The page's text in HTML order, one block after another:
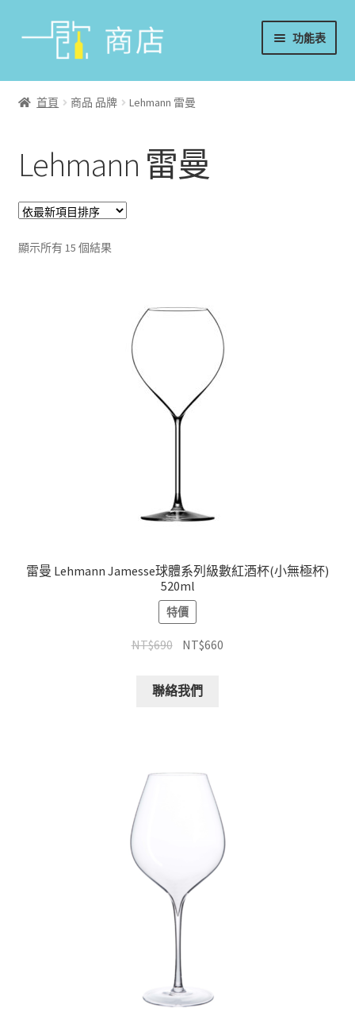
功能表
首頁
香檳/氣泡酒
威士忌
烈酒/利口酒/調酒
首頁 商品 品牌 Lehmann 雷曼
Lehmann 雷曼
顯示所有 15 個結果
雷曼 Lehmann Jamesse球體系列級數紅酒杯(小無極杯)
520ml
特價
NT$690 NT$660
聯絡我們